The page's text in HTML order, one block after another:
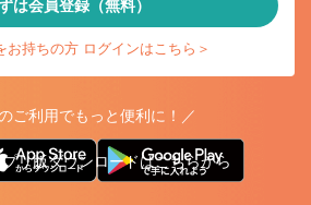
は会員登録（無料）
お持ちの方 ログインはこちら＞
ご利用でもっと便利に！／
プリ版ダウンロードはこちらから